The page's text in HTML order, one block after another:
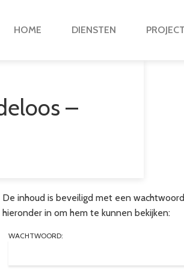
HOME DIENSTEN
–
De inhoud is beveiligd met een
hieronder in om hem te kunnen bekijken:
WACHTWOORD: